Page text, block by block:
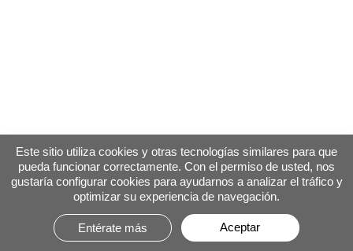
Este sitio utiliza cookies y otras tecnologías similares para que
pueda funcionar correctamente. Con el permiso de usted, nos
gustaría configurar cookies para ayudarnos a analizar el tráfico y
optimizar su experiencia de navegación.
Entérate más Aceptar